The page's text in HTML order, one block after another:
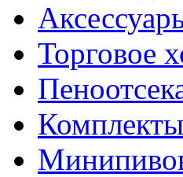
Торговое